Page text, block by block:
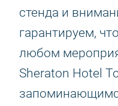
стенда и
гарантируем,
любом
Sheraton Hotel